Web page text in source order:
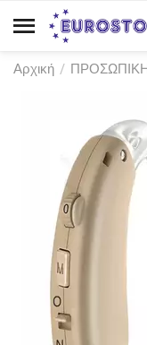
Αρχική /